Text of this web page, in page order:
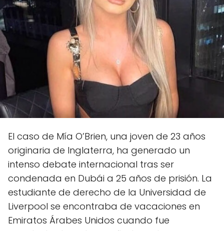
El caso de Mía O’Brien, una joven de 23 años
originaria de Inglaterra, ha generado un
intenso debate internacional tras ser
condenada en Dubái a 25 años de prisión. La
estudiante de derecho de la Universidad de
Liverpool se encontraba de vacaciones en
Emiratos Árabes Unidos cuando fue